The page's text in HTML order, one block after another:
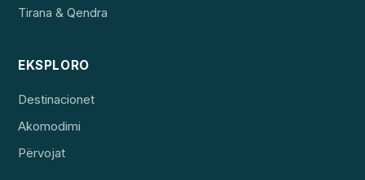
Tirana & Qendra
EKSPLORO
Destinacionet
Akomodimi
Përvojat